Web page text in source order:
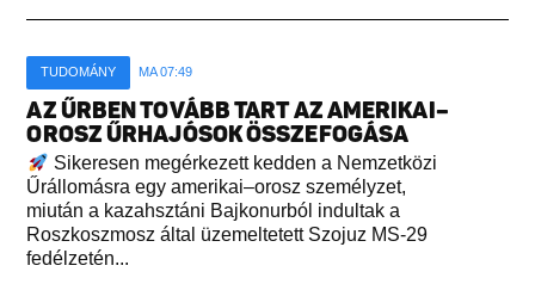
TUDOMÁNY MA 07:49
AZ ŰRBEN TOVÁBB TART AZ AMERIKAI–
OROSZ ŰRHAJÓSOK ÖSSZEFOGÁSA
Sikeresen megérkezett kedden a Nemzetközi
Űrállomásra egy amerikai–orosz személyzet,
miután a kazahsztáni Bajkonurból indultak a
Roszkoszmosz által üzemeltetett Szojuz MS-29
fedélzetén...